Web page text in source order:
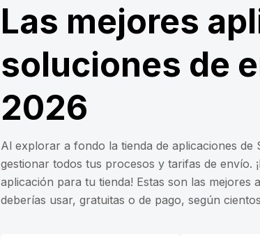
Las mejores
soluciones de
2026
Al explorar a fondo la tienda de aplicaciones
gestionar todos tus procesos y tarifas de envío.
aplicación para tu tienda! Estas son las
deberías usar, gratuitas o de pago, según